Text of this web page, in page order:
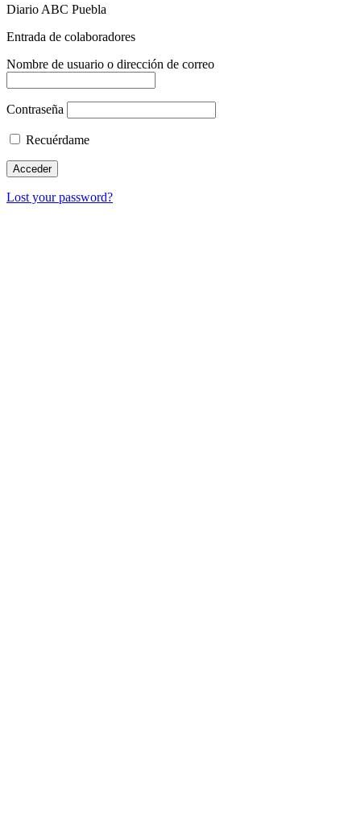
Diario ABC Puebla
Entrada de colaboradores
Nombre de usuario o dirección de correo
Contraseña
Recuérdame
Lost your password?